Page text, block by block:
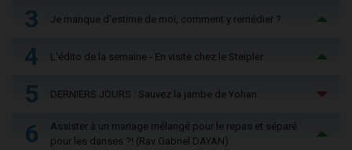
3 Je manque d'estime de moi, comment y remédier ?
4 L'édito de la semaine - En visite chez le Steipler
5 DERNIERS JOURS : Sauvez la jambe de Yohan
6
Assister à un mariage mélangé pour le repas et séparé
pour les danses ?! (Rav Gabriel DAYAN)